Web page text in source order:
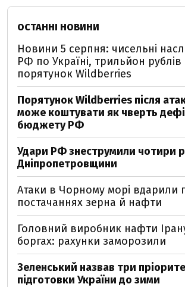
ОСТАННІ НОВИНИ
Новини 5 серпня: чисельні
РФ по Україні, трильйон рублів
порятунок Wildberries
Порятунок Wildberries після
може коштувати як чверть
бюджету РФ
Удари РФ знеструмили чотири
Дніпропетровщини
Атаки в Чорному морі вдарили
постачаннях зерна й нафти
Головний виробник нафти
боргах: рахунки заморозили
Зеленський назвав три
підготовки України до зими